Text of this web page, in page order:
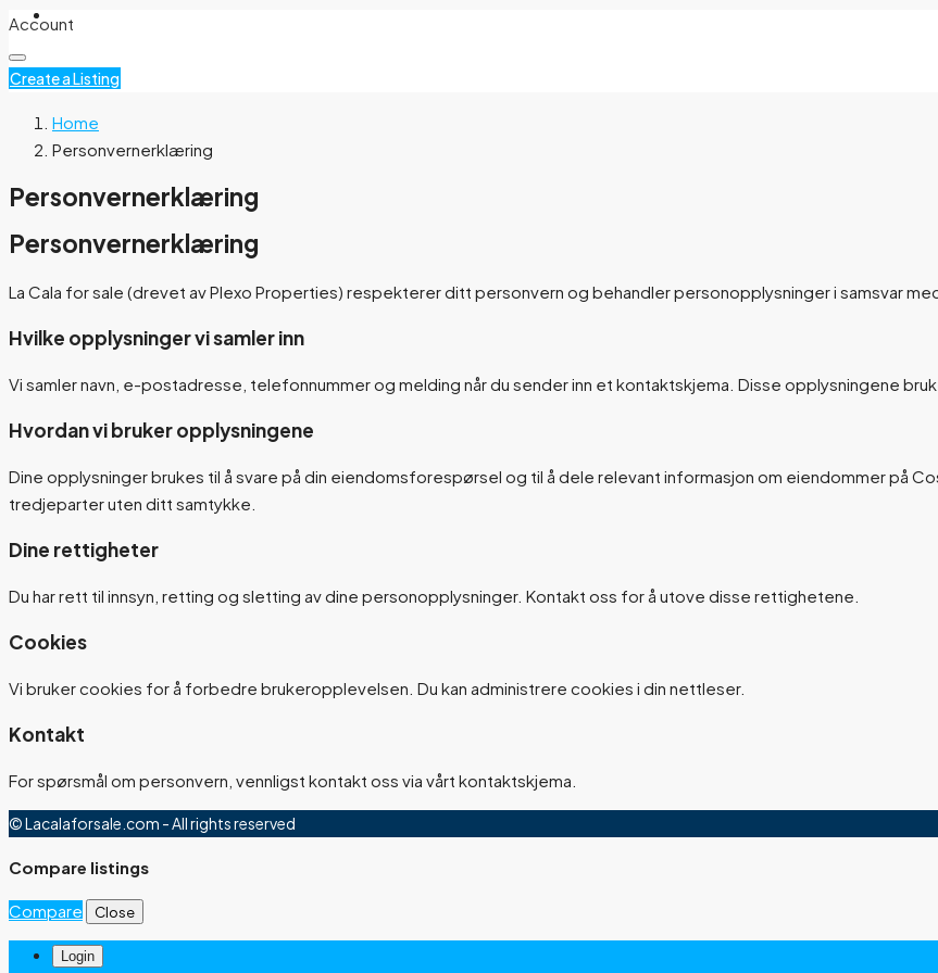
Norsk
Account
Create a Listing
Home
Personvernerklæring
Personvernerklæring
Personvernerklæring
La Cala for sale (drevet av Plexo Properties) respekterer ditt personvern og behandler personopplysninger i samsvar med
Hvilke opplysninger vi samler inn
Vi samler navn, e-postadresse, telefonnummer og melding når du sender inn et kontaktskjema. Disse opplysningene
Hvordan vi bruker opplysningene
Dine opplysninger brukes til å svare på din eiendomsforespørsel og til å dele relevant informasjon om eiendommer på
tredjeparter uten ditt samtykke.
Dine rettigheter
Du har rett til innsyn, retting og sletting av dine personopplysninger. Kontakt oss for å utove disse rettighetene.
Cookies
Vi bruker cookies for å forbedre brukeropplevelsen. Du kan administrere cookies i din nettleser.
Kontakt
For spørsmål om personvern, vennligst kontakt oss via vårt kontaktskjema.
© Lacalaforsale.com - All rights reserved
Compare listings
Compare Close
Login